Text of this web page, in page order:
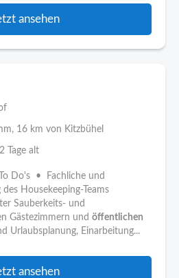
ansehen
, 16 km von Kitzbühel
2 Tage alt
Do's • Fachliche und
Housekeeping-Teams
Sauberkeits- und
Gästezimmern und öffentlichen
Urlaubsplanung, Einarbeitung...
ansehen